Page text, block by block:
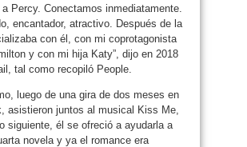
Percy. Conectamos inmediatamente.
encantador, atractivo. Después de la
con él, con mi coprotagonista
y con mi hija Katy”, dijo en 2018
tal como recopiló People.
luego de una gira de dos meses en
asistieron juntos al musical Kiss Me,
siguiente, él se ofreció a ayudarla a
novela y ya el romance era